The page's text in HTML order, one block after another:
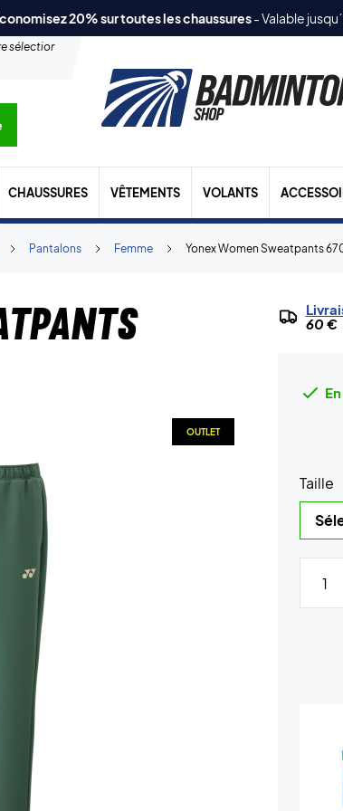
20% sur toutes les chaussures-Valable
sélection
CHAUSSURES VÊTEMENTS VOLANTS
Yonex Women Sweatpants
Femme
Pantalons
OUTLET
60 €
Taille